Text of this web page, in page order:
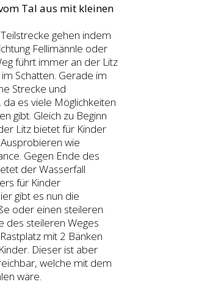
Tal aus mit kleinen
gehen indem
Fellimännle oder
führt immer an der Litz
Schatten. Gerade im
Strecke und
es viele Möglichkeiten
gibt. Gleich zu Beginn
Litz bietet für Kinder
wie
Gegen Ende des
der Wasserfall
für Kinder
gibt es nun die
oder einen steileren
des steileren Weges
mit 2 Bänken
Dieser ist aber
welche mit dem
wäre.